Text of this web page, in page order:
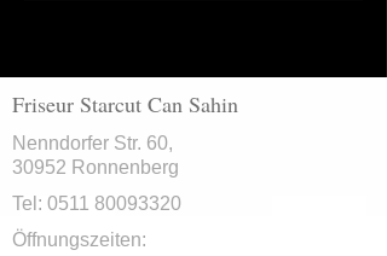
Friseur Starcut Can Sahin
Nenndorfer Str. 60,
30952 Ronnenberg
Tel: 0511 80093320
Öffnungszeiten: